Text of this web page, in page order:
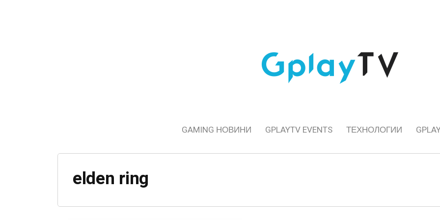
GAMING НОВИНИ GPLAYTV EVENTS ТЕХНОЛОГИИ
elden ring